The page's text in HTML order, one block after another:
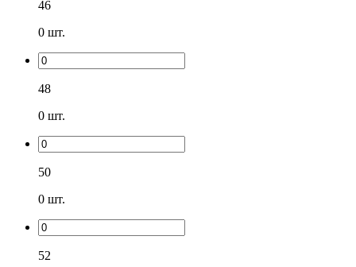
46
0 шт.
48
0 шт.
50
0 шт.
52